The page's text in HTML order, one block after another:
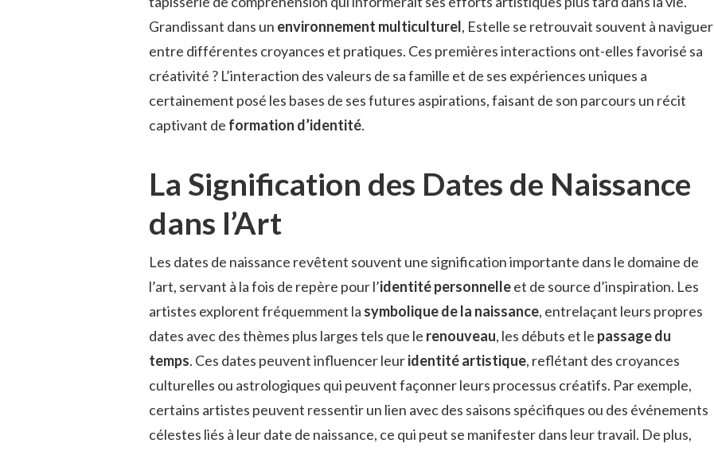
Grandissant dans un environnement multiculturel, Estelle se retrouvait souvent à naviguer
entre différentes croyances et pratiques. Ces premières interactions ont-elles favorisé sa
créativité ? L’interaction des valeurs de sa famille et de ses expériences uniques a
certainement posé les bases de ses futures aspirations, faisant de son parcours un récit
captivant de formation d’identité.
La Signification des Dates de Naissance
dans l’Art
Les dates de naissance revêtent souvent une signification importante dans le domaine de
l’art, servant à la fois de repère pour l’identité personnelleet de source d’inspiration. Les
artistes explorent fréquemment la symbolique de la naissance, entrelaçant leurs propres
dates avec des thèmes plus larges tels que le renouveau, les débuts et le passage du
temps. Ces dates peuvent influencer leuridentité artistique, reflétant des croyances
culturelles ou astrologiques qui peuvent façonner leurs processus créatifs. Par exemple,
certains artistes peuvent ressentir un lien avec des saisons spécifiques ou des événements
célestes liés à leur date de naissance, ce qui peut se manifester dans leur travail. De plus,